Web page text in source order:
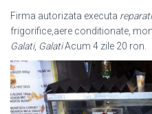
Firma autorizata executa
frigorifice,aere conditionate,
Galati, GalatiAcum 4 zile 20 ron.